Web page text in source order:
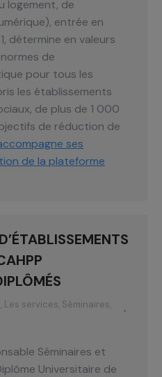
logement, de
entrée en
détermine en valeurs
de
pour tous les
les établissements
de plus de 1 000
de réduction de
ses
de la plateforme
, Les services, Séminaires,
Séminaires et
Universitaire de